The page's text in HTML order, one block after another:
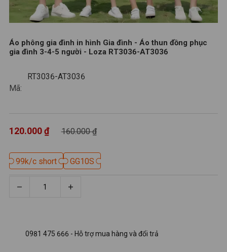
Áo phông gia đình in hình Gia đình - Áo thun đồng phục
gia đình 3-4-5 người - Loza RT3036-AT3036
Mã:
160.000 ₫
120.000 ₫
0981 475 666 - Hỗ trợ mua hàng và đổi trả
RT3036-AT3036
99k/c short
99k/c short GG10S
GG10S